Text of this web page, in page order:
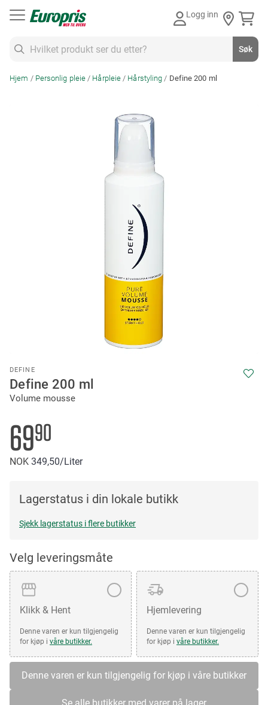
Logg inn
Søk
Hjem Personlig pleie Hårpleie Hårstyling Define 200 ml
DEFINE
Define 200 ml
Volume mousse
6990
NOK 349 50/Liter
Lagerstatus i din lokale butikk
Sjekk lagerstatus i flere butikker
Velg leveringsmåte
Klikk & Hent
Denne varen er kun tilgjengelig
for kjøp i våre butikker.
Hjemlevering
Denne varen er kun tilgjengelig
for kjøp i våre butikker.
Denne varen er kun tilgjengelig for kjøp i våre butikker
to
the
beginning
the
images
gallery